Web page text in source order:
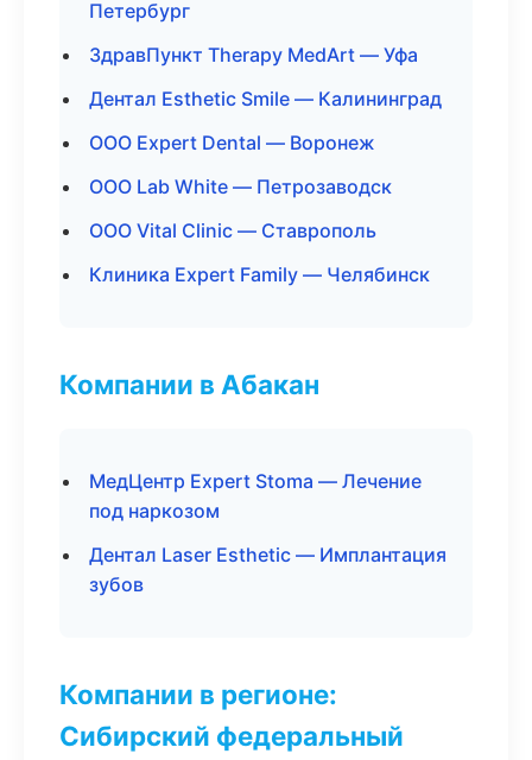
Петербург
ЗдравПункт Therapy MedArt — Уфа
Дентал Esthetic Smile — Калининград
ООО Expert Dental — Воронеж
ООО Lab White — Петрозаводск
ООО Vital Clinic — Ставрополь
Клиника Expert Family — Челябинск
Компании в Абакан
МедЦентр Expert Stoma — Лечение
под наркозом
Дентал Laser Esthetic — Имплантация
зубов
Компании в регионе:
Сибирский федеральный